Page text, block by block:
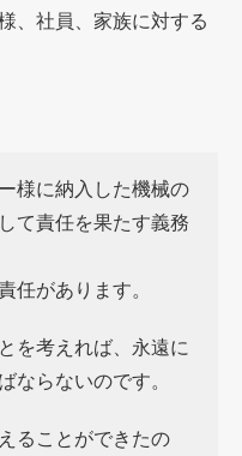
、社員、家族に対する
様に納入した機械の
て責任を果たす義務
任があります。
を考えれば、永遠に
ならないのです。
ることができたの